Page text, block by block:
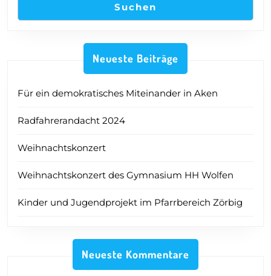
Suchen
Neueste Beiträge
Für ein demokratisches Miteinander in Aken
Radfahrerandacht 2024
Weihnachtskonzert
Weihnachtskonzert des Gymnasium HH Wolfen
Kinder und Jugendprojekt im Pfarrbereich Zörbig
Neueste Kommentare